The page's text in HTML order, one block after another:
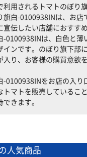
利用されるトマトのぼり
旗白-0100938INは、お店
伝したい店舗におすす
-0100938INは、白色と薄
インです。のぼり旗下部
入り、お客様の購買意欲
-0100938INをお店の入り
トマトを販売しているこ
きます。
人気商品